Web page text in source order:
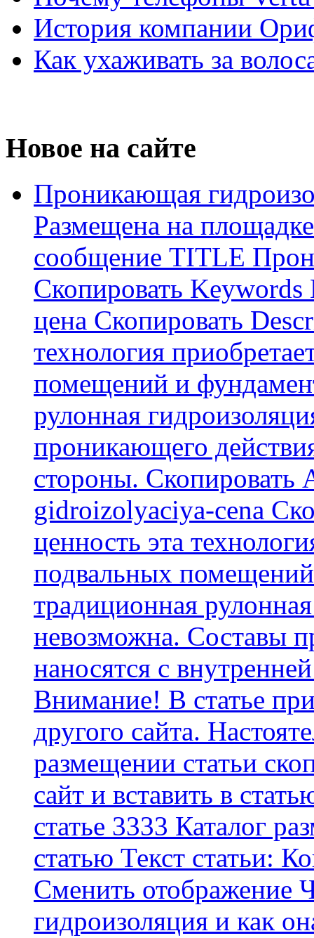
История компании
Как ухаживать за
Новое на сайте
Проникающая
Размещена на
сообщение TITLE
Скопировать
цена Скопировать
технология
помещений и
рулонная
проникающего
стороны. Скопировать
gidroizolyaciya-cena
ценность эта
подвальных
традиционная
невозможна. Составы
наносятся с
Внимание! В статье
другого сайта.
размещении статьи
сайт и вставить в
статье 3333 Каталог
статью Текст статьи:
Cменить отображение
гидроизоляция и как